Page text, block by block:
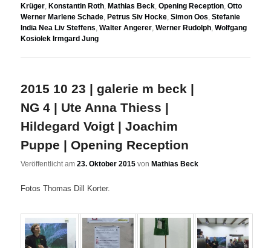
Krüger, Konstantin Roth, Mathias Beck,Opening Reception,Otto
Werner Marlene Schade, Petrus Siv Hocke,Simon Oos,Stefanie
India Nea Liv Steffens,Walter Angerer,Werner Rudolph,Wolfgang
Kosiolek Irmgard Jung
2015 10 23 | galerie m beck |
NG 4 | Ute Anna Thiess |
Hildegard Voigt | Joachim
Puppe | Opening Reception
Veröffentlicht am23. Oktober 2015 vonMathias Beck
Fotos Thomas Dill Korter.